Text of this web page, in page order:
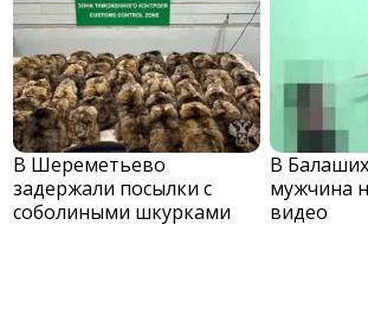
В Шереметьево
задержали посылки с
соболиными шкурками
В
мужчина
видео